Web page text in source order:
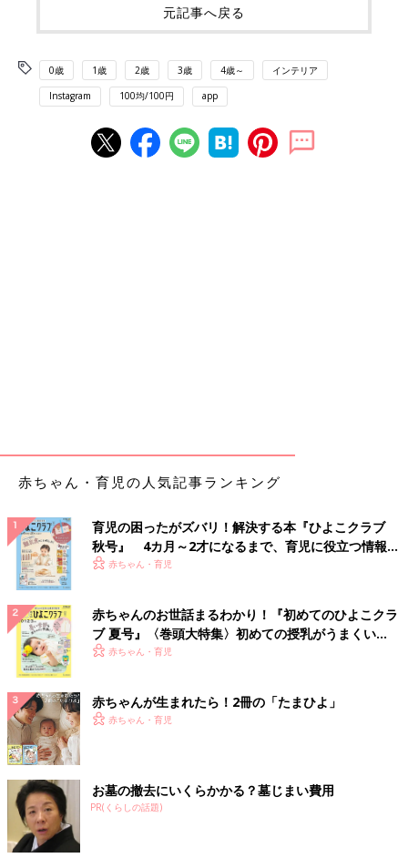
元記事へ戻る
0歳 1歳 2歳 3歳 4歳～ インテリア
Instagram 100均/100円 app
赤ちゃん・育児の人気記事ランキング
育児の困ったがズバリ！解決する本『ひよこクラブ
秋号』 4カ月～2才になるまで、育児に役立つ情報が
いっぱい！
赤ちゃん・育児
赤ちゃんのお世話まるわかり！『初めてのひよこクラ
ブ 夏号』〈巻頭大特集〉初めての授乳がうまくい
く！ おっぱい・ミルクの基本と夏のトラブル 解決テ
赤ちゃん・育児
赤ちゃんが生まれたら！2冊の「たまひよ」
赤ちゃん・育児
お墓の撤去にいくらかかる？墓じまい費用
PR(くらしの話題)